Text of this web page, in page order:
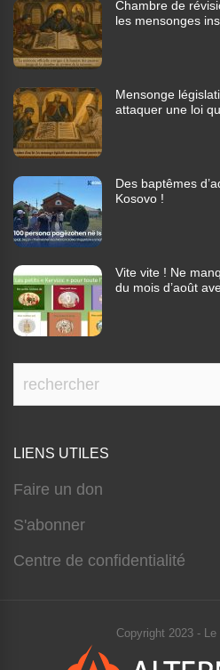
Chambre de
les mensonges
Mensonge
attaquer une loi
Des baptêmes
Kosovo !
Vite vite ! Ne
du mois d’août
LIENS UTILES
Faire un don
S'abonner
Centre de confidentialité
Copyright 2023 -